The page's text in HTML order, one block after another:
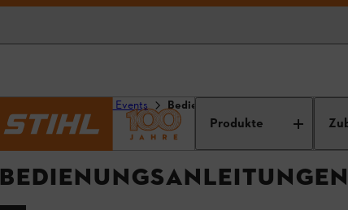
Produkte
Service und Events Bedienungsanleitungen
BEDIENUNGSANLEITUNGEN